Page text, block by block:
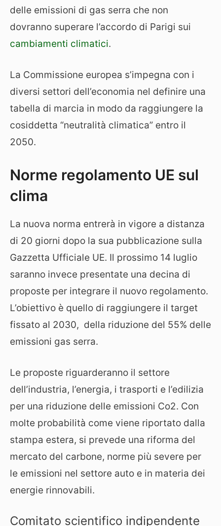
delle emissioni di gas serra che non
dovranno superare l’accordo di Parigi sui
cambiamenti climatici.
La Commissione europea s’impegna con i
diversi settori dell’economia nel definire una
tabella di marcia in modo da raggiungere la
cosiddetta “neutralità climatica” entro il
2050.
Norme regolamento UE sul
clima
La nuova norma entrerà in vigore a distanza
di 20 giorni dopo la sua pubblicazione sulla
Gazzetta Ufficiale UE. Il prossimo 14 luglio
saranno invece presentate una decina di
proposte per integrare il nuovo regolamento.
L’obiettivo è quello di raggiungere il target
fissato al 2030, della riduzione del 55% delle
emissioni gas serra.
Le proposte riguarderanno il settore
dell’industria, l’energia, i trasporti e l’edilizia
per una riduzione delle emissioni Co2. Con
molte probabilità come viene riportato dalla
stampa estera, si prevede una riforma del
mercato del carbone, norme più severe per
le emissioni nel settore auto e in materia dei
energie rinnovabili.
Comitato scientifico indipendente